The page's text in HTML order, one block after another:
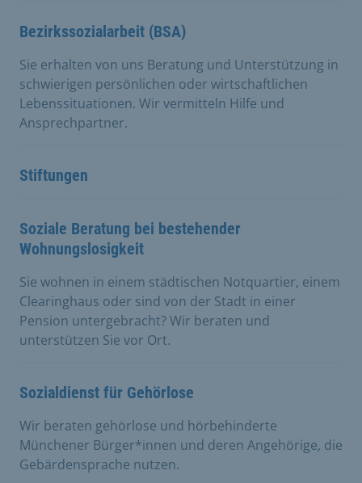
Bezirkssozialarbeit (BSA)
Sie erhalten von uns Beratung und Unterstützung in
schwierigen persönlichen oder wirtschaftlichen
Lebenssituationen. Wir vermitteln Hilfe und
Ansprechpartner.
Stiftungen
Soziale Beratung bei bestehender
Wohnungslosigkeit
Sie wohnen in einem städtischen Notquartier, einem
Clearinghaus oder sind von der Stadt in einer
Pension untergebracht? Wir beraten und
unterstützen Sie vor Ort.
Sozialdienst für Gehörlose
Wir beraten gehörlose und hörbehinderte
Münchener Bürger*innen und deren Angehörige, die
Gebärdensprache nutzen.